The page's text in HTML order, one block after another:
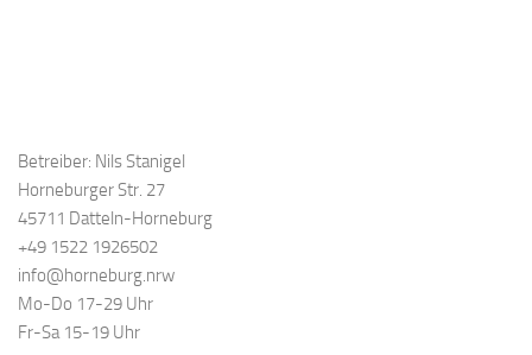
Betreiber: Nils Stanigel
Horneburger Str. 27
45711 Datteln-Horneburg
+49 1522 1926502
info@horneburg.nrw
Mo-Do 17-29 Uhr
Fr-Sa 15-19 Uhr